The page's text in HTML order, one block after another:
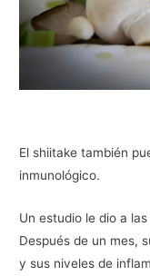
El shiitake también
inmunológico.
Un estudio le dio a
Después de un mes,
y sus niveles de